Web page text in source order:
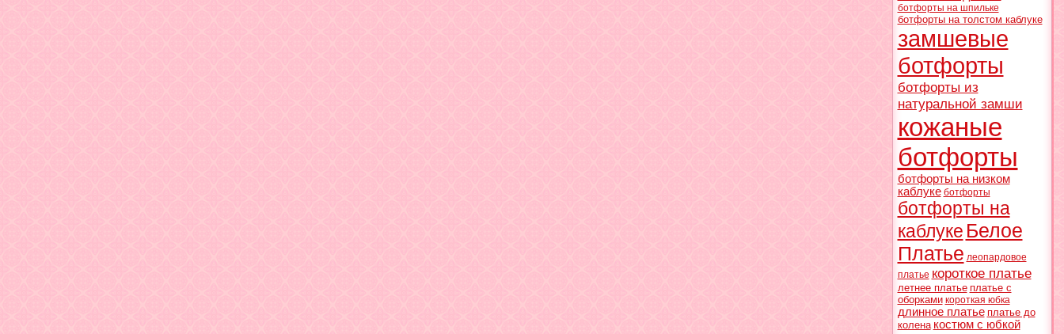
ботфорты на шпильке
ботфорты на толстом каблуке
замшевые
ботфорты
ботфорты из
натуральной замши
кожаные
ботфорты
ботфорты на низком
каблуке ботфорты
ботфорты на
каблуке Белое
Платье леопардовое
платье короткое платье
летнее платье платье с
оборками короткая юбка
длинное платье платье до
колена костюм с юбкой